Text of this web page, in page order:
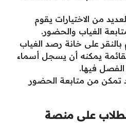
من الاختيارات يقوم
الغياب والحضور.
على خانة رصد الغياب
يمكنه أن يسجل أسماء
فيها.
تمكن من متابعة الحضور
على منصة